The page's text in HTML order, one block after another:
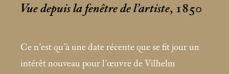
Vue depuis la fenêtre de l’artiste, 1850
Ce n’est qu’à une date récente que se fit jour un
intérêt nouveau pour l’œuvre de Vilhelm